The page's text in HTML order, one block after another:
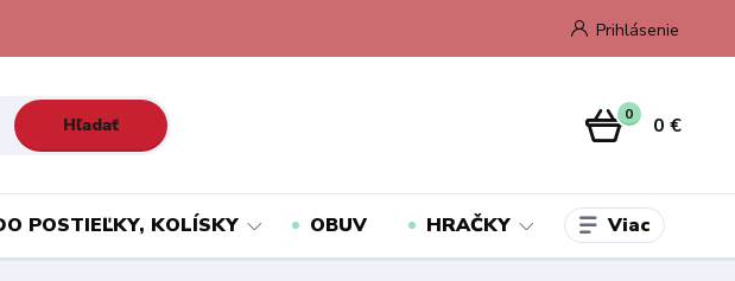
Prihlásenie
Hľadať 0 0 €
POSTIEĽKY, KOLÍSKY OBUV HRAČKY Viac